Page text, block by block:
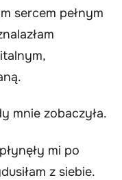
sercem pełnym
mnie zobaczyła.
mi po
z siebie.